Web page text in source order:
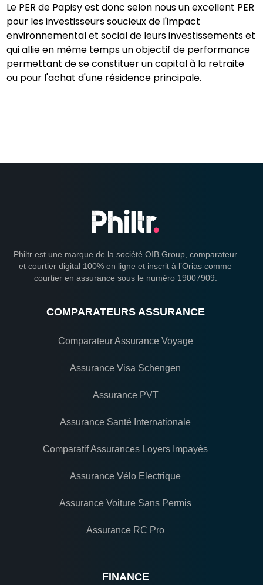
Le PER de Papisy est donc selon nous un excellent PER
pour les investisseurs soucieux de l'impact
environnemental et social de leurs investissements et
qui allie en même temps un objectif de performance
permettant de se constituer un capital à la retraite
ou pour l'achat d'une résidence principale.
Philtr est une marque de la société OIB Group, comparateur
et courtier digital 100% en ligne et inscrit à l’Orias comme
courtier en assurance sous le numéro 19007909.
COMPARATEURS ASSURANCE
Comparateur Assurance Voyage
Assurance Visa Schengen
Assurance PVT
Assurance Santé Internationale
Comparatif Assurances Loyers Impayés
Assurance Vélo Electrique
Assurance Voiture Sans Permis
Assurance RC Pro
FINANCE